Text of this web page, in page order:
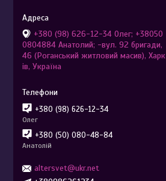
+380 (98) 626-12-34 Олег; +38050
0804884 Анатолий; -вул. 92 бригади,
46 (Роганський житловий масив), Харк
ів, Україна
+380 (98) 626-12-34
Олег
+380 (50) 080-48-84
Анатолій
altersvet@ukr.net